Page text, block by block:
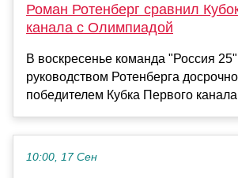
Роман Ротенберг сравнил
канала с Олимпиадой
В воскресенье команда "Россия
руководством Ротенберга
победителем Кубка Первого
10:00, 17 Сен